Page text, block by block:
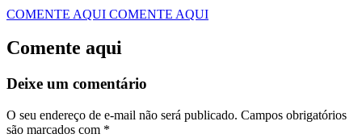
COMENTE AQUI COMENTE AQUI
Comente aqui
Deixe um comentário
O seu endereço de e-mail não será publicado. Campos obrigatórios
são marcados com *